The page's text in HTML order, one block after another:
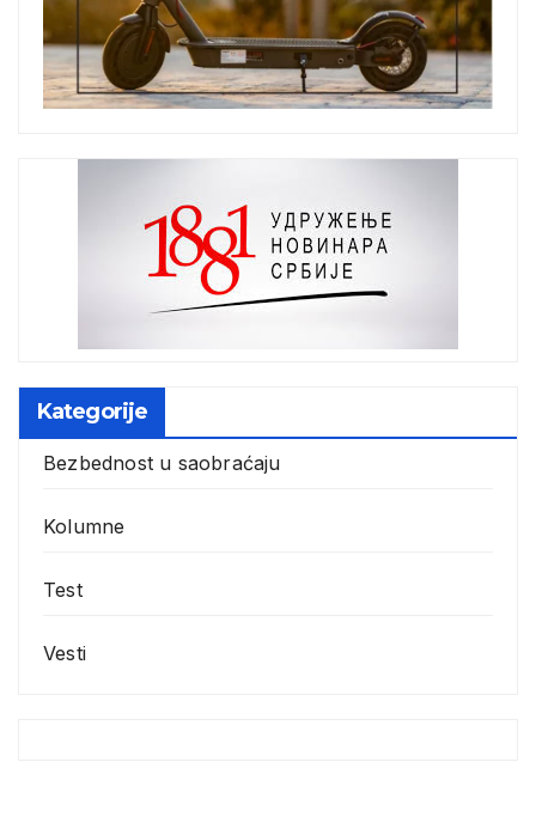
Kategorije
Bezbednost u saobraćaju
Kolumne
Test
Vesti